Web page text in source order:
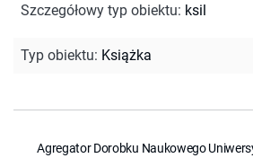
Szczegółowy typ obiektu: ksil
Typ obiektu: Książka
Agregator Dorobku Naukowego